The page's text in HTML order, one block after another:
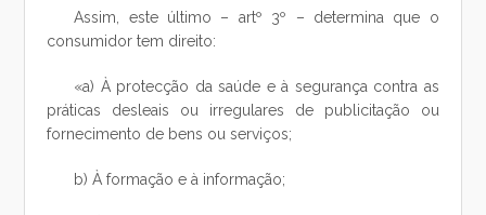
Assim, este último – artº 3º – determina que o
consumidor tem direito:
«a) À protecção da saúde e à segurança contra as
práticas desleais ou irregulares de publicitação ou
fornecimento de bens ou serviços;
b) À formação e à informação;